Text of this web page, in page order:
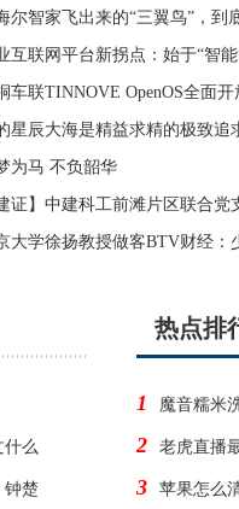
尔智家飞出来的“三翼鸟”，到
互联网平台新拐点：始于“智
车联TINNOVE OpenOS全面
星辰大海是精益求精的极致追
为马 不负韶华
证】中建科工前滩片区联合党
大学徐扬教授做客BTV财经：
什么
钟楚
热点排
1 魔音糯米
2 老虎直播
3 苹果怎么